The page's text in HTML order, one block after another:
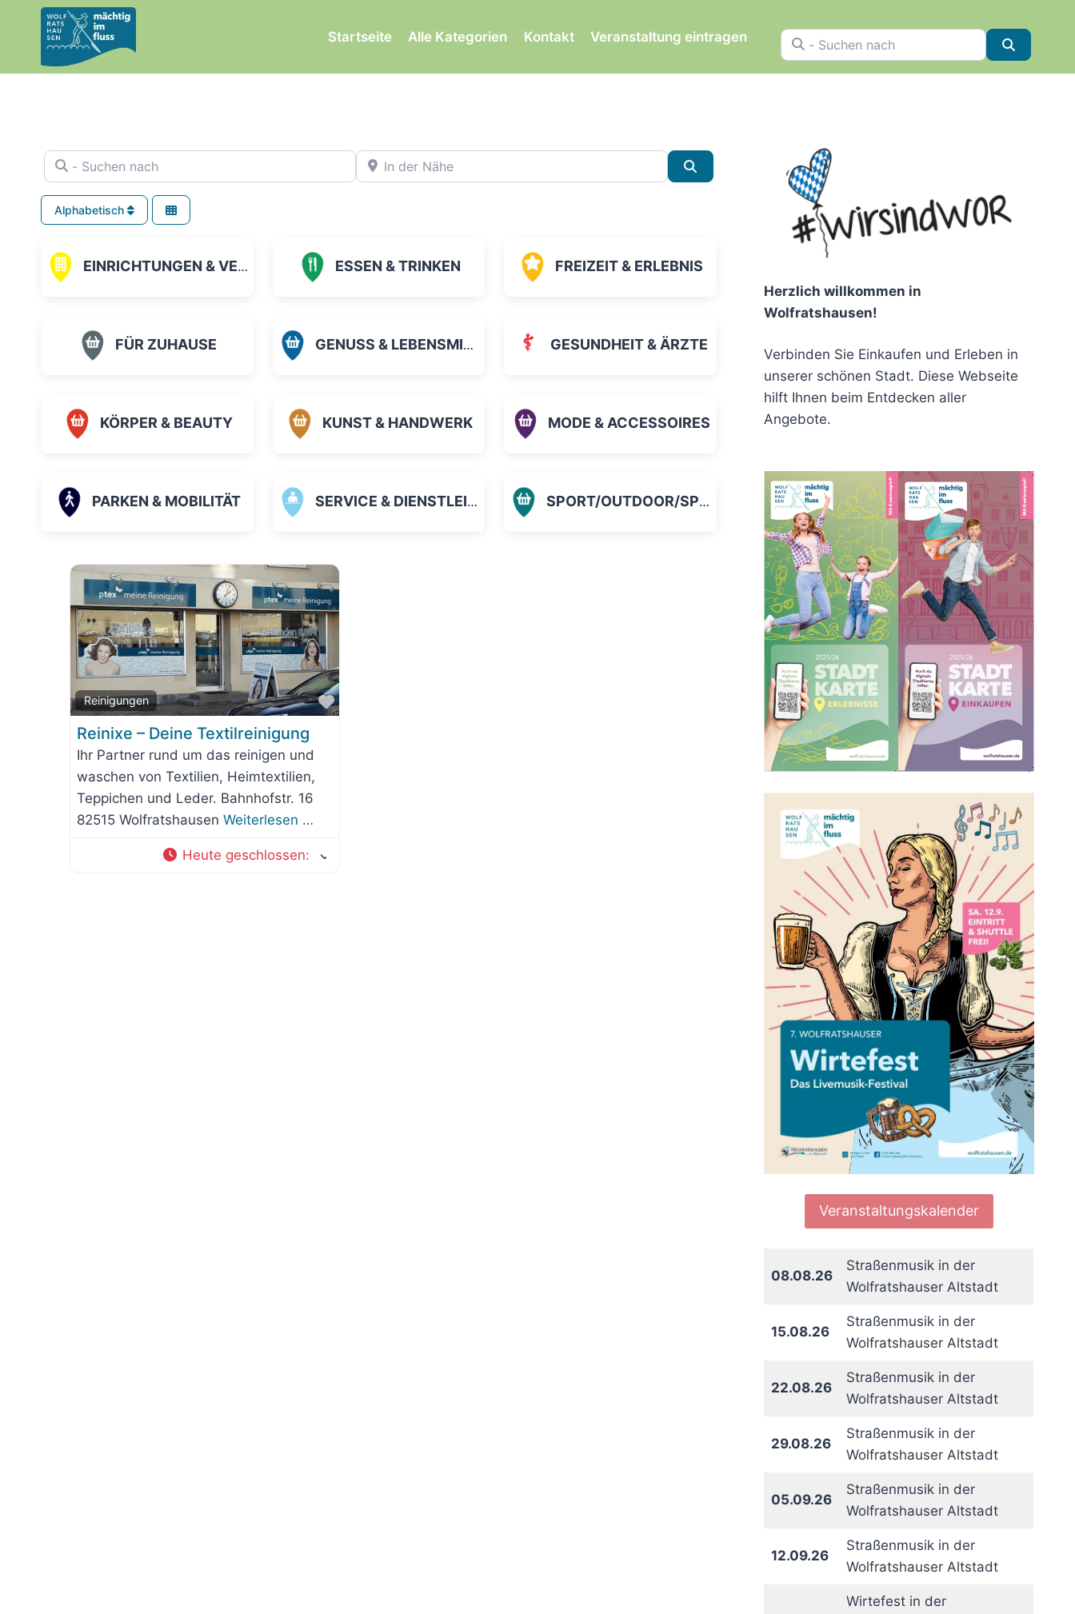
springen
Startseite Alle Kategorien Kontakt Veranstaltung eintragen - Suchen nach
- Suchen nach In der Nähe
Alphabetisch
EINRICHTUNGEN & VEREINE ESSEN & TRINKEN FREIZEIT & ERLEBNIS
FÜR ZUHAUSE GENUSS & LEBENSMITTEL GESUNDHEIT & ÄRZTE
KÖRPER & BEAUTY KUNST & HANDWERK MODE & ACCESSOIRES
PARKEN & MOBILITÄT SERVICE & DIENSTLEISTUNGEN SPORT/OUTDOOR/SPIELZEUG
Reinigungen
Favorit
Reinixe – Deine Textilreinigung
Ihr Partner rund um das reinigen und
waschen von Textilien, Heimtextilien,
Teppichen und Leder. Bahnhofstr. 16
82515 Wolfratshausen Weiterlesen …
Heute geschlossen:
Herzlich willkommen in
Wolfratshausen!
Verbinden Sie Einkaufen und Erleben in
unserer schönen Stadt. Diese Webseite
hilft Ihnen beim Entdecken aller
Angebote.
Veranstaltungskalender
08.08.26
Straßenmusik in der
Wolfratshauser Altstadt
15.08.26
Straßenmusik in der
Wolfratshauser Altstadt
22.08.26
Straßenmusik in der
Wolfratshauser Altstadt
29.08.26
Straßenmusik in der
Wolfratshauser Altstadt
05.09.26
Straßenmusik in der
Wolfratshauser Altstadt
12.09.26
Straßenmusik in der
Wolfratshauser Altstadt
Wirtefest in der